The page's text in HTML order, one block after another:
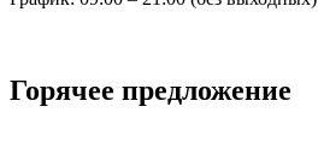
Горячее предложение